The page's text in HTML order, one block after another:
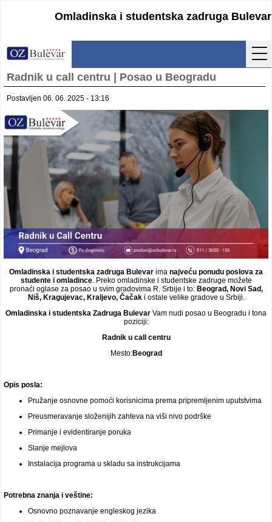
Omladinska i studentska zadruga Bulevar
Početna
Uputstva
Cenovnik
Kontakt
Lokacija
Pristupanje
Obrasci
Video oglasi
Radnik u call centru | Posao u Beogradu
Postavljen 06. 06. 2025 - 13:16
Omladinska i studentska zadruga Bulevar ima najveću ponudu poslova za
studente i omladince. Preko omladinske i studentske zadruge možete
pronaći oglase za posao u svim gradovima R. Srbije i to: Beograd, Novi Sad,
Niš, Kragujevac, Kraljevo, Čačaki ostale velike gradove u Srbiji.
Omladinska i studentska Zadruga Bulevar Vam nudi posao u Beogradu i tona
poziciji:
Radnik u call centru
Mesto:Beograd
Opis posla:
Pružanje osnovne pomoći korisnicima prema pripremljenim uputstvima
Preusmeravanje složenijih zahteva na viši nivo podrške
Primanje i evidentiranje poruka
Slanje mejlova
Instalacija programa u skladu sa instrukcijama
Potrebna znanja i veštine:
Osnovno poznavanje engleskog jezika